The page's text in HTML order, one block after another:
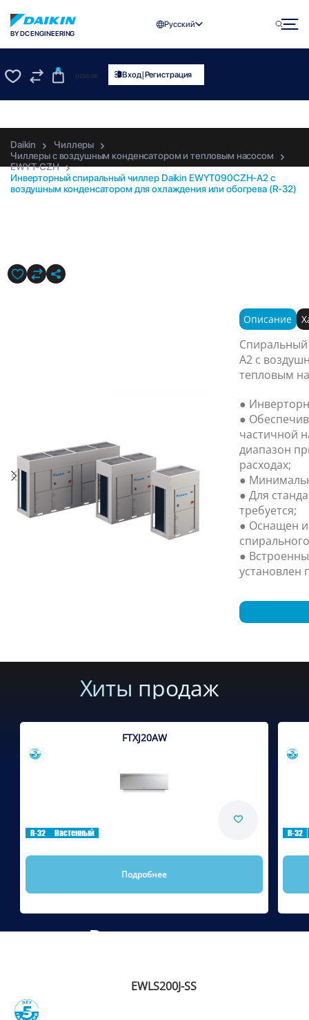
BY DC ENGINEERING
Русский
0
UZS0.00 Вход|Регистрация
Daikin
Чиллеры
Чиллеры с воздушным конденсатором и тепловым насосом
EWYT-CZH
Инверторный спиральный чиллер Daikin EWYT090CZH-A2 с
воздушным конденсатором для охлаждения или обогрева (R-32)
Описание
Спиральный
A2 с
тепловым
●
●
частичной
диапазон
расходах;
●
● Для
требуется;
● Оснащен
●
установлен
Хиты продаж
FTXJ20AW
R-32 Настенный
Подробнее
R-32
Рекомендуем
EWLS200J-SS